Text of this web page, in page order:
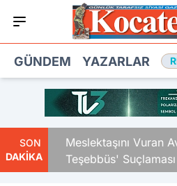
GÜNDEM YAZARLAR
SON
DAKİKA
Meslektaşını Vuran
Teşebbüs' Suçlaması